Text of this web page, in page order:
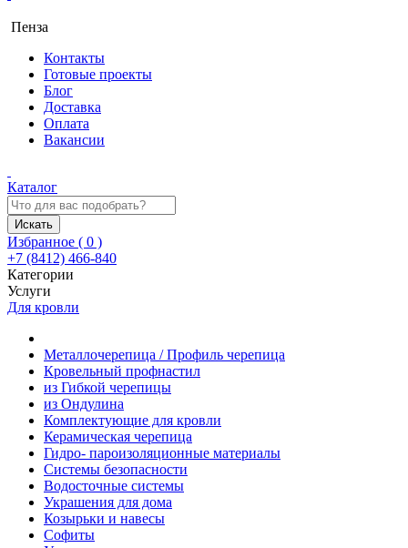
Пенза
Контакты
Готовые проекты
Блог
Доставка
Оплата
Вакансии
Каталог
Искать
Избранное ( 0 )
+7 (8412) 466-840
Категории
Услуги
Для кровли
Металлочерепица / Профиль черепица
Кровельный профнастил
из Гибкой черепицы
из Ондулина
Комплектующие для кровли
Керамическая черепица
Гидро- пароизоляционные материалы
Системы безопасности
Водосточные системы
Украшения для дома
Козырьки и навесы
Софиты